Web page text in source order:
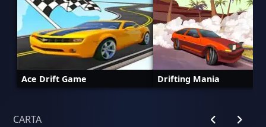
Ace Drift Game Drifting Mania
CARTA